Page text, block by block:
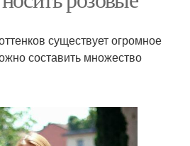
существует огромное
составить множество